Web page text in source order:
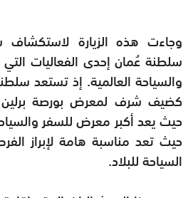
وجاءت هذه الزيارة لاستكشاف
سلطنة عُمان إحدى الفعاليات
والسياحة العالمية. إذ تستعد
حيث يعد أكبر معرض للسفر
حيث تعد مناسبة هامة لإبراز
السياحة للبلاد.